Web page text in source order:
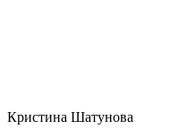
Кристина Шатунова